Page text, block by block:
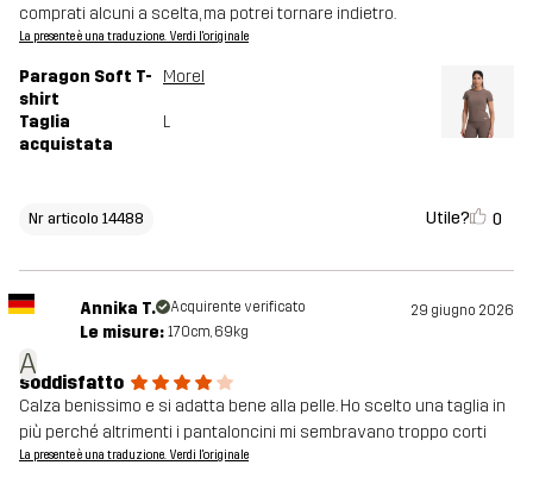
comprati alcuni a scelta, ma potrei tornare indietro.
La presente è una traduzione. Verdi l'originale
Paragon Soft T-
shirt
Morel
Taglia
acquistata
L
Nr articolo 14488 Utile? 0
A
Annika T. Acquirente verificato 29 giugno 2026
Le misure: 170cm, 69kg
soddisfatto
Calza benissimo e si adatta bene alla pelle. Ho scelto una taglia in
più perché altrimenti i pantaloncini mi sembravano troppo corti
La presente è una traduzione. Verdi l'originale